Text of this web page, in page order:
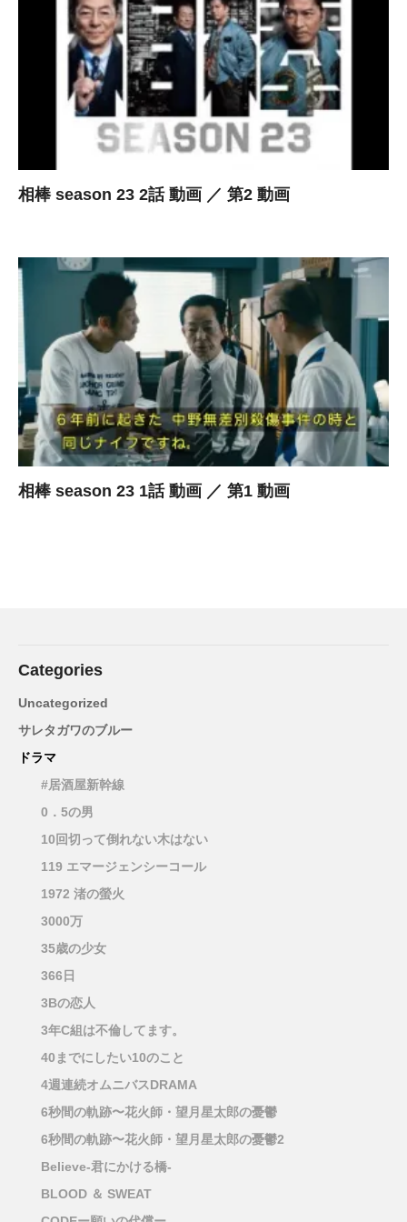
相棒 season 23 2話 動画 ／ 第2 動画
相棒 season 23 1話 動画 ／ 第1 動画
Categories
Uncategorized
サレタガワのブルー
ドラマ
#居酒屋新幹線
0．5の男
10回切って倒れない木はない
119 エマージェンシーコール
1972 渚の螢火
3000万
35歳の少女
366日
3Bの恋人
3年C組は不倫してます。
40までにしたい10のこと
4週連続オムニバスDRAMA
6秒間の軌跡〜花火師・望月星太郎の憂鬱
6秒間の軌跡〜花火師・望月星太郎の憂鬱2
Believe-君にかける橋-
BLOOD ＆ SWEAT